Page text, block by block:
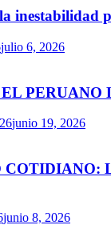
inestabilidad
julio 6, 2026
junio 19, 2026
junio 8, 2026